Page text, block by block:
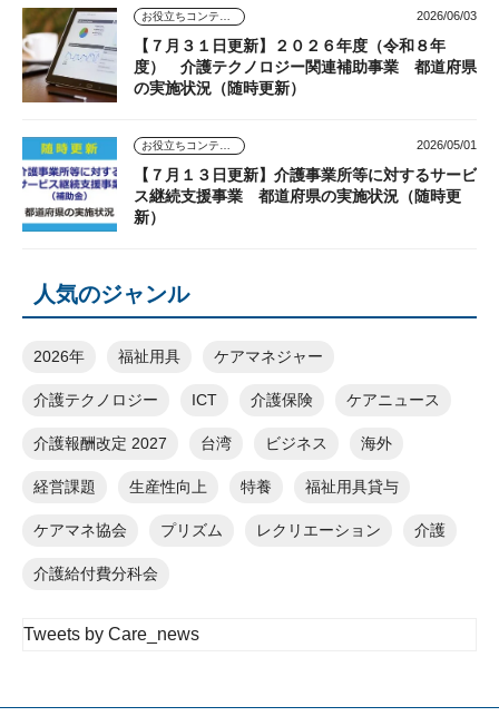
お役立ちコンテンツ 2026/06/03
【７月３１日更新】２０２６年度（令和８年
度） 介護テクノロジー関連補助事業 都道府県
の実施状況（随時更新）
お役立ちコンテンツ 2026/05/01
【７月１３日更新】介護事業所等に対するサービ
ス継続支援事業 都道府県の実施状況（随時更
新）
人気のジャンル
2026年 福祉用具 ケアマネジャー
介護テクノロジー ICT 介護保険 ケアニュース
介護報酬改定 2027 台湾 ビジネス 海外
経営課題 生産性向上 特養 福祉用具貸与
ケアマネ協会 プリズム レクリエーション 介護
介護給付費分科会
Tweets by Care_news